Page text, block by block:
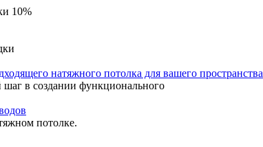
10%
натяжного потолка для вашего пространства
в создании функционального
потолке.